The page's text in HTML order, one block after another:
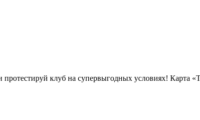
клуб на супервыгодных условиях! Карта